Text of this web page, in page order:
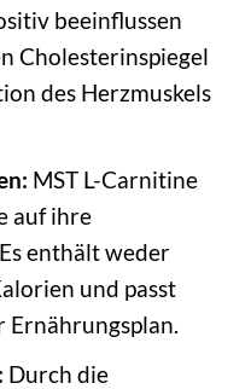
beeinflussen
Cholesterinspiegel
des Herzmuskels
MST L-Carnitine
auf ihre
enthält weder
und passt
Ernährungsplan.
Durch die